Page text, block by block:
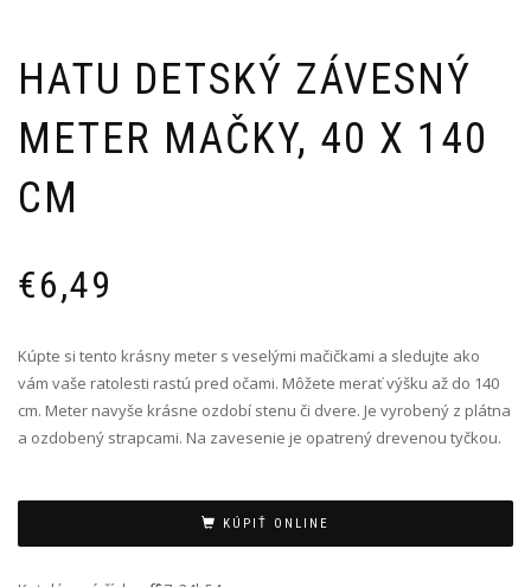
HATU DETSKÝ ZÁVESNÝ
METER MAČKY, 40 X 140
CM
€6,49
Kúpte si tento krásny meter s veselými mačičkami a sledujte ako
vám vaše ratolesti rastú pred očami. Môžete merať výšku až do 140
cm. Meter navyše krásne ozdobí stenu či dvere. Je vyrobený z plátna
a ozdobený strapcami. Na zavesenie je opatrený drevenou tyčkou.
KÚPIŤ ONLINE